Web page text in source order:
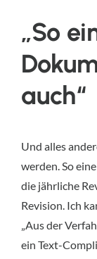
„So
auch“
Und alles
werden. So
die jährliche
Revision. Ich
„Aus der
ein Text-